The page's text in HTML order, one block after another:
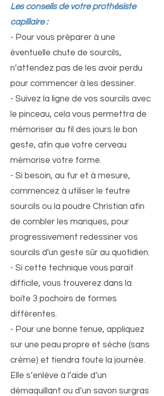
Les conseils de votre prothésiste
capillaire :
- Pour vous préparer à une
éventuelle chute de sourcils,
n’attendez pas de les avoir perdu
pour commencer à les dessiner.
- Suivez la ligne de vos sourcils avec
le pinceau, cela vous permettra de
mémoriser au fil des jours le bon
geste, afin que votre cerveau
mémorise votre forme.
- Si besoin, au fur et à mesure,
commencez à utiliser le feutre
sourcils ou la poudre Christian afin
de combler les manques, pour
progressivement redessiner vos
sourcils d'un geste sûr au quotidien.
- Si cette technique vous parait
difficile, vous trouverez dans la
boite 3 pochoirs de formes
différentes.
- Pour une bonne tenue, appliquez
sur une peau propre et sèche (sans
crème) et tiendra toute la journée.
Elle s’enlève à l’aide d’un
démaquillant ou d’un savon surgras